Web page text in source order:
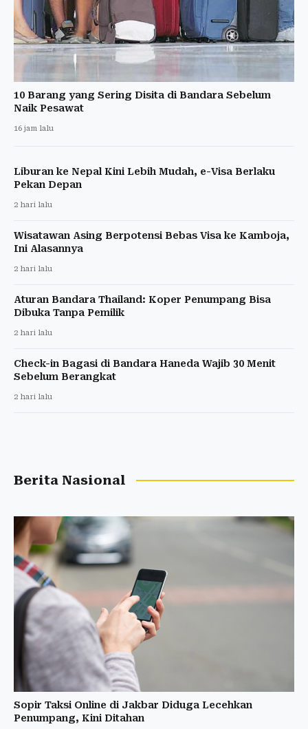
10 Barang yang Sering Disita di Bandara Sebelum
Naik Pesawat
16 jam lalu
Liburan ke Nepal Kini Lebih Mudah, e-Visa Berlaku
Pekan Depan
2 hari lalu
Wisatawan Asing Berpotensi Bebas Visa ke Kamboja,
Ini Alasannya
2 hari lalu
Aturan Bandara Thailand: Koper Penumpang Bisa
Dibuka Tanpa Pemilik
2 hari lalu
Check-in Bagasi di Bandara Haneda Wajib 30 Menit
Sebelum Berangkat
2 hari lalu
Berita Nasional
Sopir Taksi Online di Jakbar Diduga Lecehkan
Penumpang, Kini Ditahan